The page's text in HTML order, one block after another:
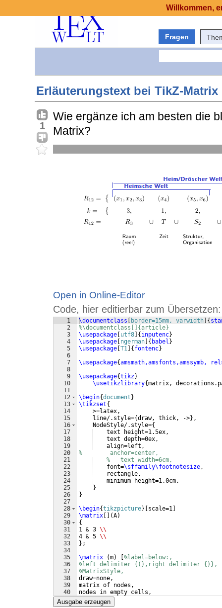
Fragen
Erläuterungstext bei TikZ-Matrix
1
Wie ergänze ich am besten die
Matrix?
Open in Online-Editor
Code, hier editierbar zum Übersetzen:
1
2
3
4
5
6
7
8
9
10
11
12
13
14
15
16
17
18
19
20
21
22
23
24
25
26
27
28
29
30
31
32
33
34
35
36
37
38
39
40
41
\documentclass border=15mm, varwidth {
%\documentclass[]{article}
\usepackage utf8 { inputenc}
\usepackage ngerman { babel }
\usepackage T1 { fontenc}
\usepackage{amsmath,amsfonts,amssymb,
\usepackage{tikz}
\usetikzlibrary{matrix,
\begin{document }
\tikzset{
    >=latex,
    line/.style=
{draw, thick, ->} ,
    NodeStyle/.style=
{
    text height=1.5ex,
    text depth=0ex,
    align=left,
%        anchor=center,
%   text width=6cm,
    font=
\sffamily\footnotesize,
    rectangle,
    minimum height=1.0cm,
}
}
\begin{tikzpicture} scale=1
\matrix
(A)
{
1 & 3 \\
4 & 5 \\
} ;
\matrix
(m)
%label=below:,
%left delimiter={(},right delimiter={)},
%MatrixStyle,
draw=none,
matrix of nodes,
nodes in empty cells,
%nodes={
Ausgabe erzeugen
Willkommen,